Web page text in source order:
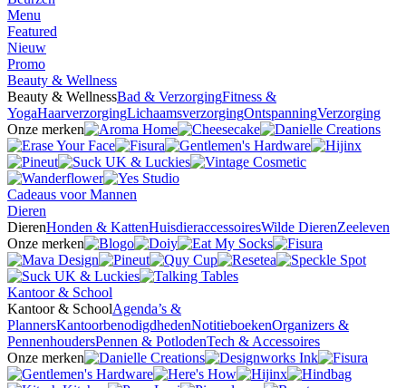
Menu
Featured
Nieuw
Promo
Beauty & Wellness
Beauty & WellnessBad & VerzorgingFitness &
YogaHaarverzorgingLichaamsverzorgingOntspanningVerzorging
Onze merken
Cadeaus voor Mannen
Dieren
DierenHonden & KattenHuisdieraccessoiresWilde DierenZeeleven
Onze merken
Kantoor & School
Kantoor & SchoolAgenda’s &
PlannersKantoorbenodigdhedenNotitieboekenOrganizers &
PennenhoudersPennen & PotlodenTech & Accessoires
Onze merken